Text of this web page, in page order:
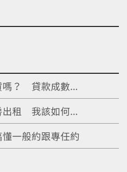
嗎？ 貸款成數...
出租 我該如何...
一般約跟專任約